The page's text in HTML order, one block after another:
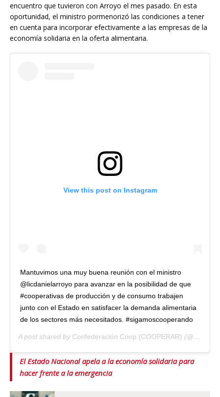
encuentro que tuvieron con Arroyo el mes pasado. En esta
oportunidad, el ministro pormenorizó las condiciones a tener
en cuenta para incorporar efectivamente a las empresas de la
economía solidaria en la oferta alimentaria.
View this post on Instagram
Mantuvimos una muy buena reunión con el ministro
@licdanielarroyo para avanzar en la posibilidad de que
#cooperativas de producción y de consumo trabajen
junto con el Estado en satisfacer la demanda alimentaria
de los sectores más necesitados. #sigamoscooperando
A post shared by Confederación Coop (COOPERAR) (@cooperarconf) on
El Estado Nacional apela a la economía solidaria para
hacer frente a la emergencia